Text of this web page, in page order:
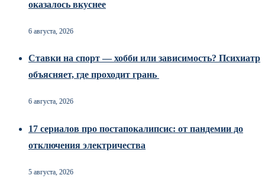
оказалось вкуснее
6 августа, 2026
Ставки на спорт — хобби или зависимость? Психиатр
объясняет, где проходит грань
6 августа, 2026
17 сериалов про постапокалипсис: от пандемии до
отключения электричества
5 августа, 2026